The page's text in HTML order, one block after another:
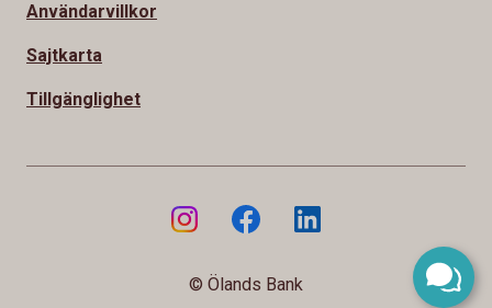
Användarvillkor
Sajtkarta
Tillgänglighet
© Ölands Bank